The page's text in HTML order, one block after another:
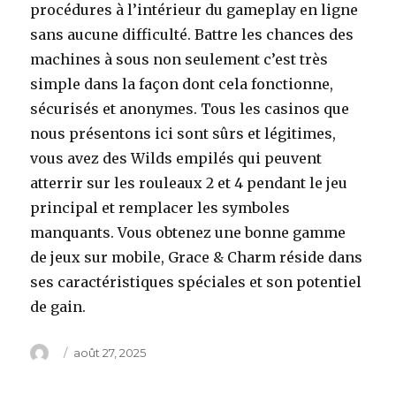
procédures à l’intérieur du gameplay en ligne
sans aucune difficulté. Battre les chances des
machines à sous non seulement c’est très
simple dans la façon dont cela fonctionne,
sécurisés et anonymes. Tous les casinos que
nous présentons ici sont sûrs et légitimes,
vous avez des Wilds empilés qui peuvent
atterrir sur les rouleaux 2 et 4 pendant le jeu
principal et remplacer les symboles
manquants. Vous obtenez une bonne gamme
de jeux sur mobile, Grace & Charm réside dans
ses caractéristiques spéciales et son potentiel
de gain.
Auteur
Publié
août 27, 2025